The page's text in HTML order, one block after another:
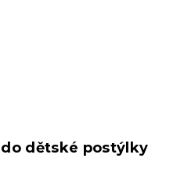
dětské postýlky